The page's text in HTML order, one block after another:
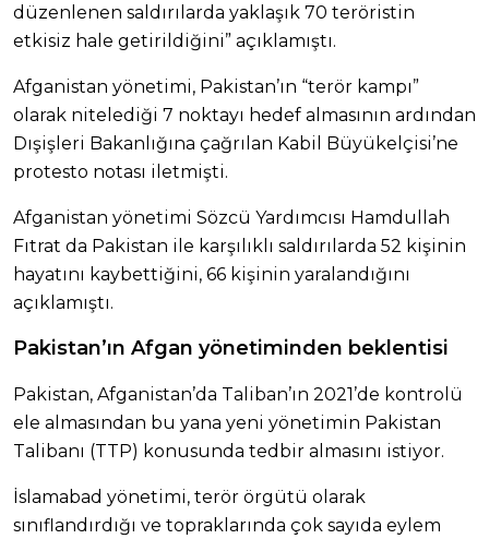
düzenlenen saldırılarda yaklaşık 70 teröristin
etkisiz hale getirildiğini” açıklamıştı.
Afganistan yönetimi, Pakistan’ın “terör kampı”
olarak nitelediği 7 noktayı hedef almasının ardından
Dışişleri Bakanlığına çağrılan Kabil Büyükelçisi’ne
protesto notası iletmişti.
Afganistan yönetimi Sözcü Yardımcısı Hamdullah
Fıtrat da Pakistan ile karşılıklı saldırılarda 52 kişinin
hayatını kaybettiğini, 66 kişinin yaralandığını
açıklamıştı.
Pakistan’ın Afgan yönetiminden beklentisi
Pakistan, Afganistan’da Taliban’ın 2021’de kontrolü
ele almasından bu yana yeni yönetimin Pakistan
Talibanı (TTP) konusunda tedbir almasını istiyor.
İslamabad yönetimi, terör örgütü olarak
sınıflandırdığı ve topraklarında çok sayıda eylem